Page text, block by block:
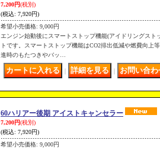
7,200円(税別)
(税込: 7,920円)
希望小売価格: 9,000円
エンジン始動後にスマートストップ機能(アイドリングスト
トです。スマートストップ機能はCO2排出低減や燃費向上
進時のもたつきやバッ…
60ハリアー後期 アイストキャンセラー
7,200円(税別)
(税込: 7,920円)
希望小売価格: 9,000円